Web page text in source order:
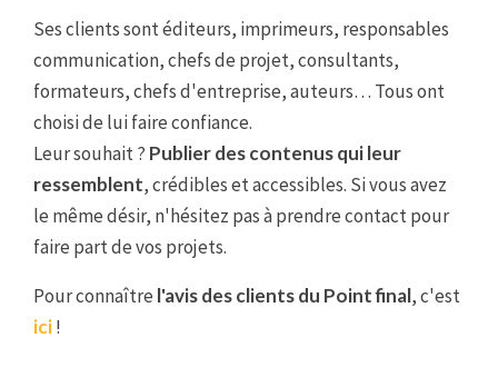
Ses clients sont éditeurs, imprimeurs, responsables
communication, chefs de projet, consultants,
formateurs, chefs d'entreprise, auteurs… Tous ont
choisi de lui faire confiance.
Leur souhait ? Publier des contenus qui leur
ressemblent, crédibles et accessibles. Si vous avez
le même désir, n'hésitez pas à prendre contact pour
faire part de vos projets.
Pour connaître l'avis des clients du Point final, c'est
ici!